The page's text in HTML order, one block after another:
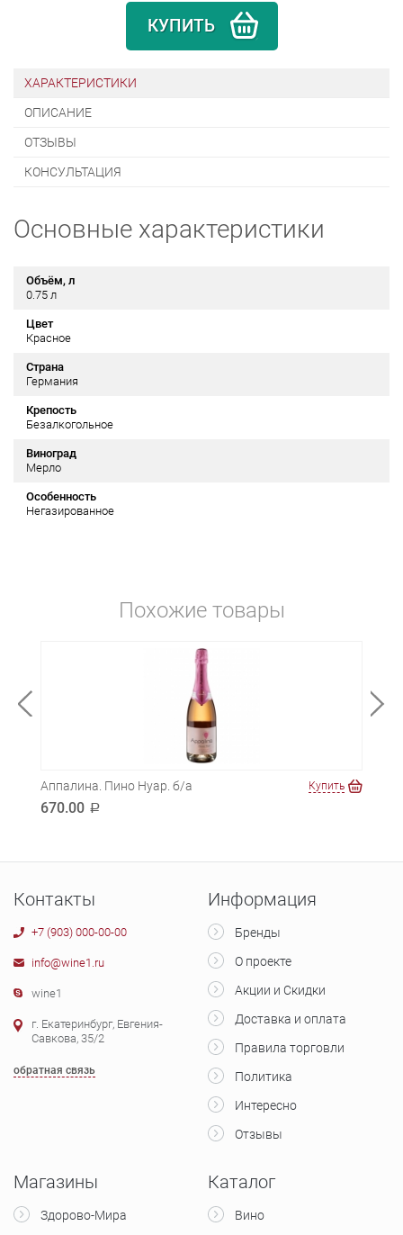
КУПИТЬ
ХАРАКТЕРИСТИКИ
ОПИСАНИЕ
ОТЗЫВЫ
КОНСУЛЬТАЦИЯ
Основные характеристики
Объём, л
0.75 л
Цвет
Красное
Страна
Германия
Крепость
Безалкогольное
Виноград
Мерло
Особенность
Негазированное
Похожие товары
Аппалина. Пино Нуар. б/а
670.00 a
Купить
Контакты
+7 (903) 000-00-00
info@wine1.ru
wine1
г. Екатеринбург, Евгения-
Савкова, 35/2
обратная связь
Информация
Бренды
О проекте
Акции и Скидки
Доставка и оплата
Правила торговли
Политика
Интересно
Отзывы
Магазины
Здорово-Мира
Каталог
Вино